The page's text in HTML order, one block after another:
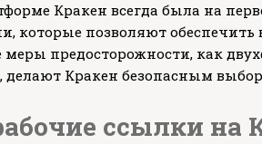
Кракен всегда была на
которые позволяют
меры предосторожности, как
Кракен безопасным
ссылки на